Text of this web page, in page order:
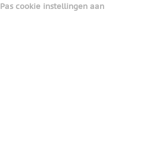
Pas cookie instellingen aan